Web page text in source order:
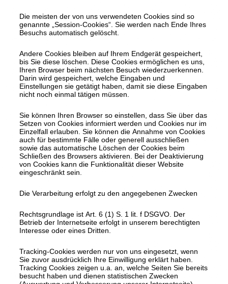
Die meisten der von uns verwendeten Cookies sind so
genannte „Session-Cookies“. Sie werden nach Ende Ihres
Besuchs automatisch gelöscht.
Andere Cookies bleiben auf Ihrem Endgerät gespeichert,
bis Sie diese löschen. Diese Cookies ermöglichen es uns,
Ihren Browser beim nächsten Besuch wiederzuerkennen.
Darin wird gespeichert, welche Eingaben und
Einstellungen sie getätigt haben, damit sie diese Eingaben
nicht noch einmal tätigen müssen.
Sie können Ihren Browser so einstellen, dass Sie über das
Setzen von Cookies informiert werden und Cookies nur im
Einzelfall erlauben. Sie können die Annahme von Cookies
auch für bestimmte Fälle oder generell ausschließen
sowie das automatische Löschen der Cookies beim
Schließen des Browsers aktivieren. Bei der Deaktivierung
von Cookies kann die Funktionalität dieser Website
eingeschränkt sein.
Die Verarbeitung erfolgt zu den angegebenen Zwecken
Rechtsgrundlage ist Art. 6 (1) S. 1 lit. f DSGVO. Der
Betrieb der Internetseite erfolgt in unserem berechtigten
Interesse oder eines Dritten.
Tracking-Cookies werden nur von uns eingesetzt, wenn
Sie zuvor ausdrücklich Ihre Einwilligung erklärt haben.
Tracking Cookies zeigen u.a. an, welche Seiten Sie bereits
besucht haben und dienen statistischen Zwecken